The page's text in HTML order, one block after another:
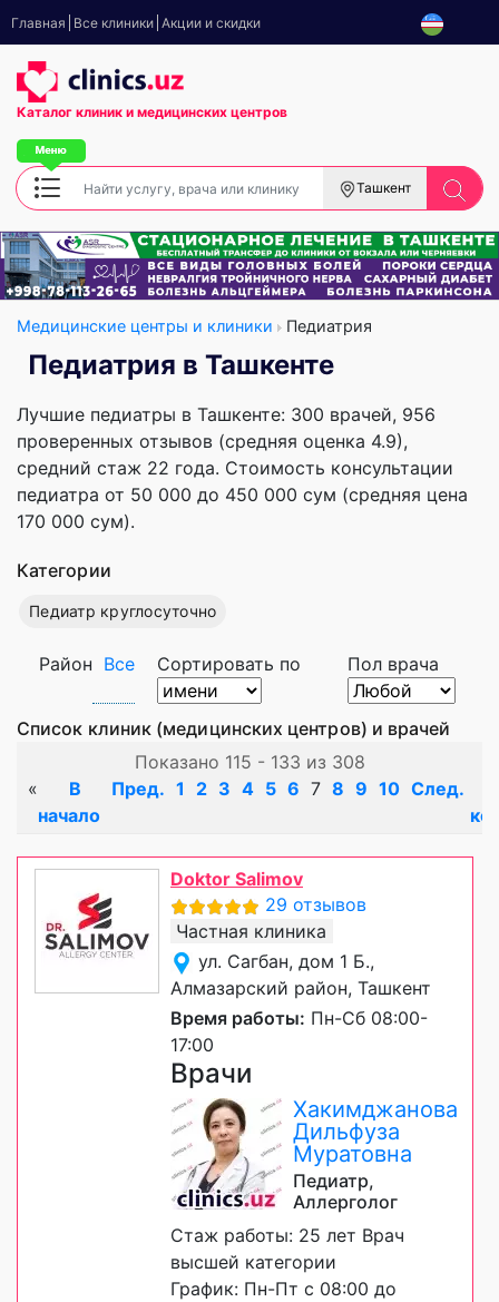
Главная Все клиники Акции и скидки
Каталог клиник и медицинских центров
Ташкент
Медицинские центры и клиники Педиатрия
Педиатрия в Ташкенте
Лучшие педиатры в Ташкенте: 300 врачей, 956
проверенных отзывов (средняя оценка 4.9),
cредний стаж 22 года. Стоимость консультации
педиатра от 50 000 до 450 000 сум (средняя цена
170 000 сум).
Категории
Педиатр круглосуточно
Район Все Сортировать по Пол врача
Список клиник (медицинских центров) и врачей
Показано 115 - 133 из 308
«
В
начало
Пред. 1 2 3 4 5 6 7 8 9 10 След.
Doktor Salimov
29 отзывов
Частная клиника
ул. Сагбан, дом 1 Б.,
Алмазарский район, Ташкент
Время работы: Пн-Сб 08:00-
17:00
Врачи
Хакимджанова
Дильфуза
Муратовна
Педиатр,
Аллерголог
Стаж работы: 25 лет Врач
высшей категории
График: Пн-Пт с 08:00 до